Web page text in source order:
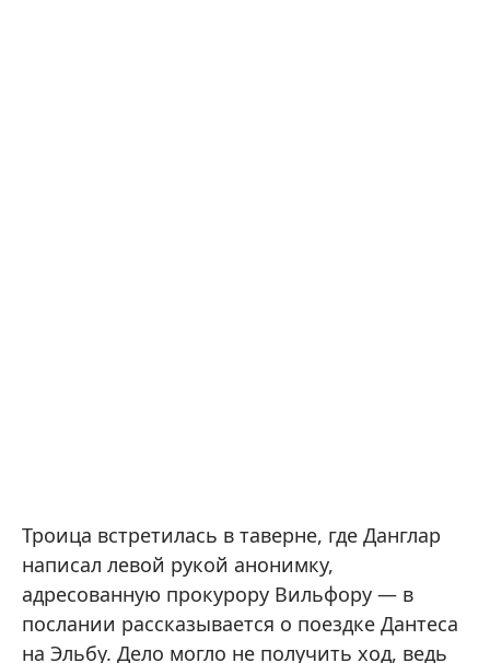
Троица встретилась в таверне, где Данглар
написал левой рукой анонимку,
адресованную прокурору Вильфору — в
послании рассказывается о поездке Дантеса
на Эльбу. Дело могло не получить ход, ведь